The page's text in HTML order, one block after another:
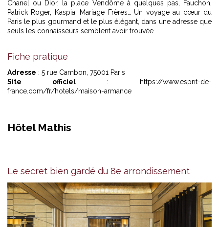
Chanel ou Dior, la place Vendôme à quelques pas, Fauchon,
Patrick Roger, Kaspia, Mariage Frères… Un voyage au cœur du
Paris le plus gourmand et le plus élégant, dans une adresse que
seuls les connaisseurs semblent avoir trouvée.
Fiche pratique
Adresse : 5 rue Cambon, 75001 Paris
Site officiel :
https://www.esprit-de-
france.com/fr/hotels/maison-armance
Hôtel Mathis
Le secret bien gardé du 8e arrondissement